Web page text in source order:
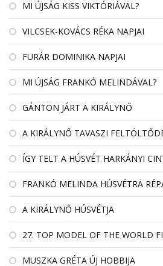
MI ÚJSÁG KISS VIKTÓRIÁVAL?
VILCSEK-KOVÁCS RÉKA NAPJAI
FURÁR DOMINIKA NAPJAI
MI ÚJSÁG FRANKÓ MELINDÁVAL?
GÁNTON JÁRT A KIRÁLYNŐ
A KIRÁLYNŐ TAVASZI
ÍGY TELT A HÚSVÉT HARKÁNYI
FRANKÓ MELINDA HÚSVÉTRA
A KIRÁLYNŐ HÚSVÉTJA
27. TOP MODEL OF THE WORLD
MUSZKA GRÉTA ÚJ HOBBIJA